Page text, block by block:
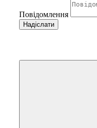
Повідомлення